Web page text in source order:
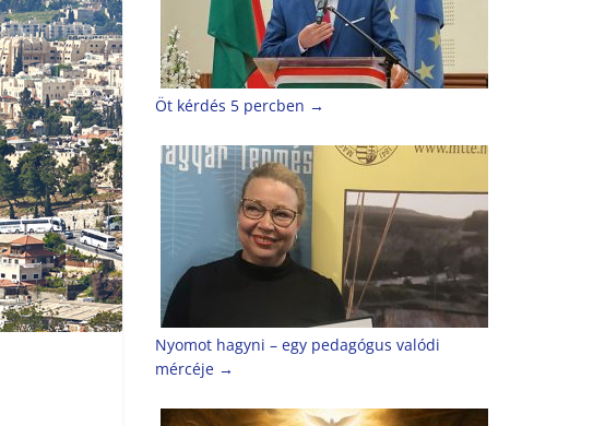
Öt kérdés 5 percben →
Nyomot hagyni – egy pedagógus valódi
mércéje →